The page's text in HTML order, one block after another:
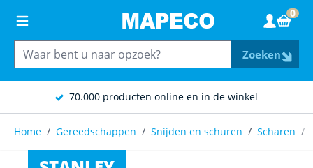
70.000 producten online en in de winkel
Zoeken
0
Home / Gereedschappen / Snijden en schuren / Scharen /